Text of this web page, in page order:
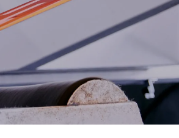
aus, im Freien oder im
